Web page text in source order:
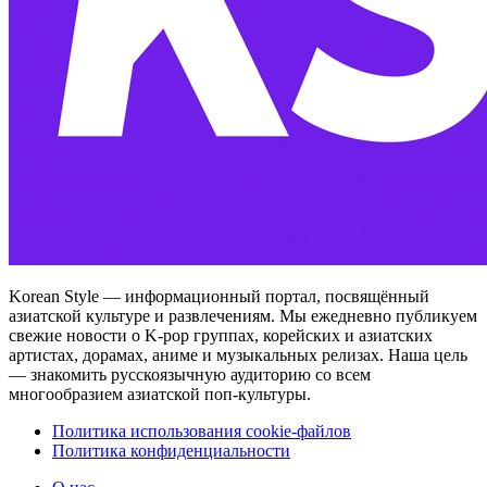
Korean Style — информационный портал, посвящённый
азиатской культуре и развлечениям. Мы ежедневно публикуем
свежие новости о K-pop группах, корейских и азиатских
артистах, дорамах, аниме и музыкальных релизах. Наша цель
— знакомить русскоязычную аудиторию со всем
многообразием азиатской поп-культуры.
Политика использования cookie-файлов
Политика конфиденциальности